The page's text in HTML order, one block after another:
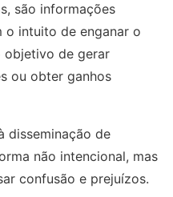
são informações
o intuito de enganar o
objetivo de gerar
ou obter ganhos
disseminação de
não intencional, mas
confusão e prejuízos.